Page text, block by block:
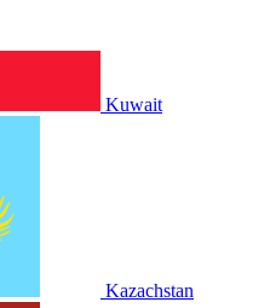
Kuwait
Kazachstan